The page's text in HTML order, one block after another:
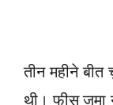
तीन महीने
थी। फीस जमा